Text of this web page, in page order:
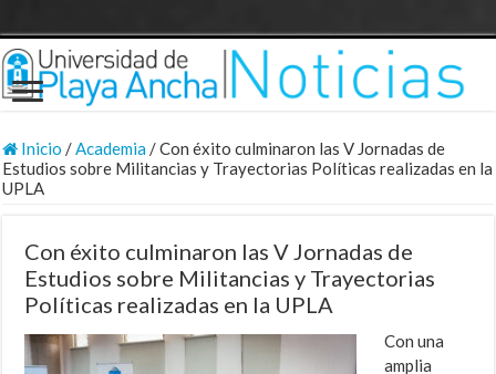
Inicio /Academia/Con éxito culminaron las V Jornadas de
Estudios sobre Militancias y Trayectorias Políticas realizadas en la
UPLA
Con éxito culminaron las V Jornadas de
Estudios sobre Militancias y Trayectorias
Políticas realizadas en la UPLA
Con una
amplia